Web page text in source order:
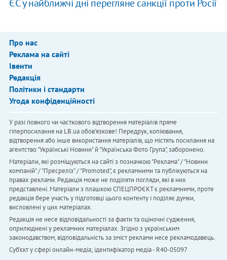
ЄС у найближчі дні перегляне санкції проти Росії
Про нас
Реклама на сайті
Івенти
Редакція
Політики і стандарти
Угода конфіденційності
У разі повного чи часткового відтворення матеріалів пряме
гіперпосилання на LB.ua обов'язкове! Передрук, копіювання,
відтворення або інше використання матеріалів, що містять посилання на
агентство "Українськi Новини" й "Українська Фото Група", заборонено.
Матеріали, які розміщуються на сайті з позначкою "Реклама" / "Новини
компаній" / "Пресреліз" / "Promoted", є рекламними та публікуються на
правах реклами. Редакція може не поділяти погляди, які в них
представлені. Матеріали з плашкою СПЕЦПРОЄКТ є рекламними, проте
редакція бере участь у підготовці цього контенту і поділяє думки,
висловлені у цих матеріалах.
Редакція не несе відповідальності за факти та оціночні судження,
оприлюднені у рекламних матеріалах. Згідно з українським
законодавством, відповідальність за зміст реклами несе рекламодавець.
Cуб'єкт у сфері онлайн-медіа; ідентифікатор медіа - R40-05097